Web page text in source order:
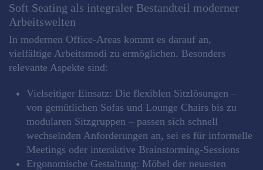
Soft Seating als integraler Bestandteil moderner
Arbeitswelten
In modernen Office-Areas kommt es darauf an,
vielfältige Arbeitsmodi zu ermöglichen. Besonders
relevante Aspekte sind:
Vielseitiger Einsatz: Die flexiblen Sitzlösungen –
von gemütlichen Sofas und Lounge Chairs bis zu
modularen Sitzgruppen – passen sich schnell
wechselnden Anforderungen an, sei es für informelle
Meetings oder interaktive Brainstorming-Sessions
Ergonomische Gestaltung: Möbel der neuesten